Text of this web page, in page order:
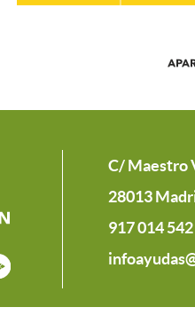
C/ Maestro
28013
917 014 542